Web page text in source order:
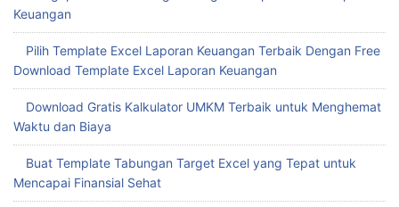
Pengambilan Keputusan Cepat
Hadirkan Kemudahan dengan Download Template Laporan
Keuangan Excel Gratis
Buat Slip Gaji Otomatis dengan Template Slip Gaji Excel
Keuangan